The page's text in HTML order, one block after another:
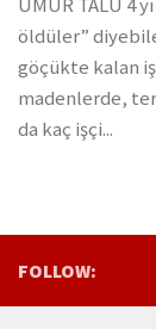
UMUR TALU 4
öldüler”
göçükte kalan
madenlerde,
da kaç işçi...
FOLLOW: